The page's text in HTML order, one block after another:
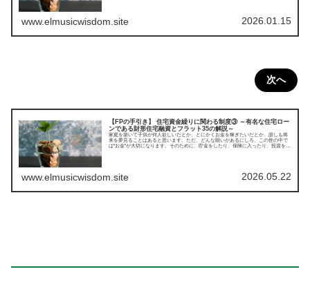
www.elmusicwisdom.site 2026.01.15
次へ
【FPの手引き】 住宅資金繰りに関わる制度③ ～有名な住宅ロー
ンである財形住宅融資とフラット35の解説～
家庭を築いて子供が何人欲しいだとか、とにかくお金を稼ぎたいだとか、誰しも将
来を夢見ることはあると思います。ただ、どんな願いがあるにしろ、この世の中で
は“お金”が大切になります。そのために、貯金をしたり、保険に入ったり、投資をし
www.elmusicwisdom.site 2026.05.22